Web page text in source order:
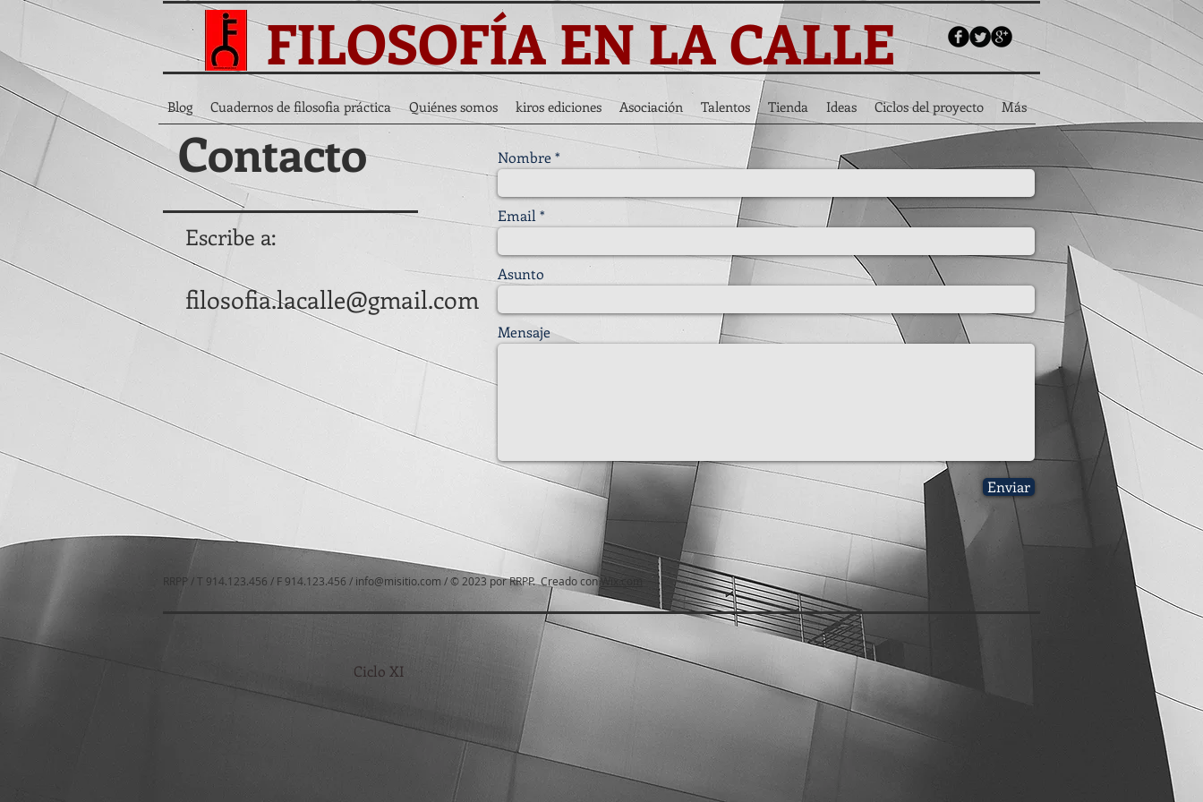
FILOSOFÍA EN LA CALLE
Contacto
Escribe a:
filosofia.lacalle@gmail.com
Nombre
Email
Asunto
Mensaje
Enviar
Blog Cuadernos de filosofia práctica Quiénes somos kiros ediciones Asociación Talentos Tienda Ideas Ciclos del proyecto Más
RRPP / T 914.123.456 / F 914.123.456 / info@misitio.com / © 2023 por RRPP. Creado con Wix.com
Ciclo XI